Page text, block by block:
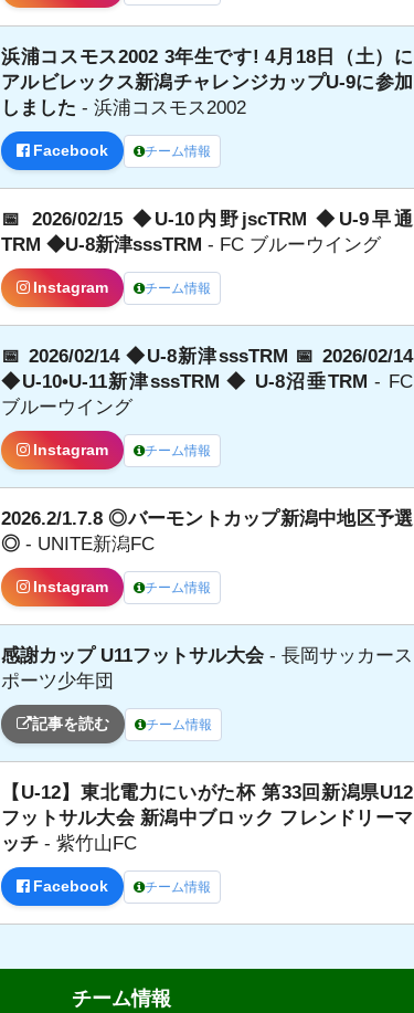
浜浦コスモス2002 3年生です! 4月18日（土）に
アルビレックス新潟チャレンジカップU-9に参加
しました - 浜浦コスモス2002
Facebook チーム情報
📅 2026/02/15 ◆U-10内野jscTRM ◆U-9早通
TRM ◆U-8新津sssTRM - FC ブルーウイング
Instagram チーム情報
📅 2026/02/14 ◆U-8新津sssTRM 📅 2026/02/14
◆U-10•U-11新津sssTRM ◆ U-8沼垂TRM- FC
ブルーウイング
Instagram チーム情報
2026.2/1.7.8 ◎バーモントカップ新潟中地区予選
◎ - UNITE新潟FC
Instagram チーム情報
感謝カップ U11フットサル大会 - 長岡サッカース
ポーツ少年団
記事を読む チーム情報
【U-12】東北電力にいがた杯 第33回新潟県U12
フットサル大会 新潟中ブロック フレンドリーマ
ッチ - 紫竹山FC
Facebook チーム情報
チーム情報